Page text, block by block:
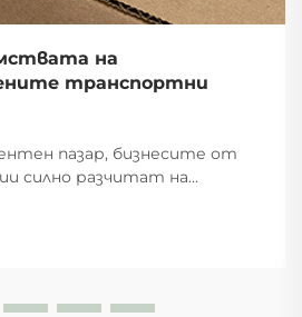
на
транспортни
пазар, бизнесите от
силно разчитат на
запазват икономическа